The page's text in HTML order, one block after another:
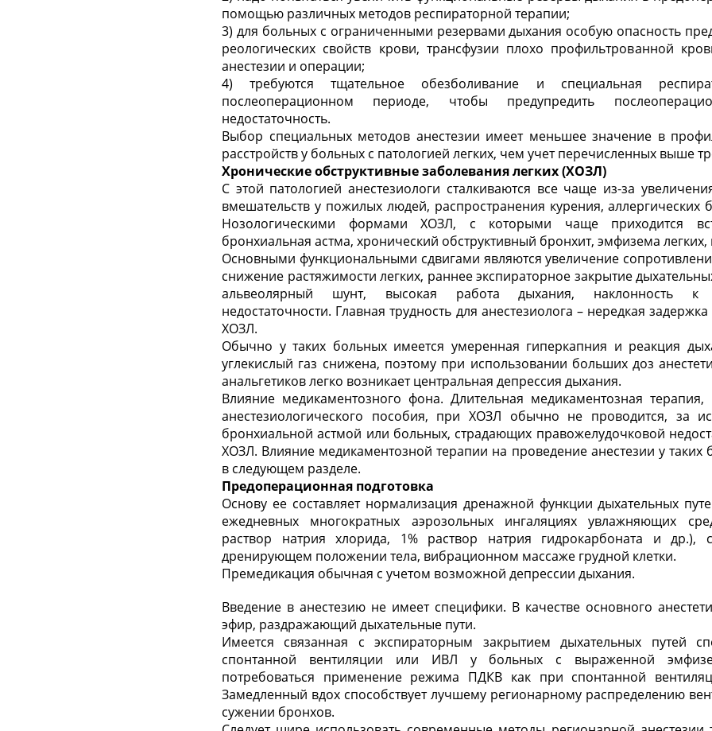
помощью различных методов респираторной терапии;
3) для больных с ограниченными резервами дыхания особую опасность
реологических свойств крови, трансфузии плохо профильтрованной
анестезии и операции;
4) требуются тщательное обезболивание и специальная
послеоперационном периоде, чтобы предупредить
недостаточность.
Выбор специальных методов анестезии имеет меньшее значение в
расстройств у больных с патологией легких, чем учет перечисленных выше
Хронические обструктивные заболевания легких (ХОЗЛ)
С этой патологией анестезиологи сталкиваются все чаще из-за
вмешательств у пожилых людей, распространения курения, аллергических
Нозологическими формами ХОЗЛ, с которыми чаще приходится
бронхиальная астма, хронический обструктивный бронхит, эмфизема
Основными функциональными сдвигами являются увеличение
снижение растяжимости легких, раннее экспираторное закрытие
альвеолярный шунт, высокая работа дыхания, наклонность к
недостаточности. Главная трудность для анестезиолога – нередкая
ХОЗЛ.
Обычно у таких больных имеется умеренная гиперкапния и реакция
углекислый газ снижена, поэтому при использовании больших доз
анальгетиков легко возникает центральная депрессия дыхания.
Влияние медикаментозного фона. Длительная медикаментозная
анестезиологического пособия, при ХОЗЛ обычно не проводится, за
бронхиальной астмой или больных, страдающих правожелудочковой
ХОЗЛ. Влияние медикаментозной терапии на проведение анестезии у таких
в следующем разделе.
Предоперационная подготовка
Основу ее составляет нормализация дренажной функции дыхательных
ежедневных многократных аэрозольных ингаляциях увлажняющих
раствор натрия хлорида, 1% раствор натрия гидрокарбоната и др.),
дренирующем положении тела, вибрационном массаже грудной клетки.
Премедикация обычная с учетом возможной депрессии дыхания.
Введение в анестезию не имеет специфики. В качестве основного
эфир, раздражающий дыхательные пути.
Имеется связанная с экспираторным закрытием дыхательных путей
спонтанной вентиляции или ИВЛ у больных с выраженной
потребоваться применение режима ПДКВ как при спонтанной
Замедленный вдох способствует лучшему регионарному распределению
сужении бронхов.